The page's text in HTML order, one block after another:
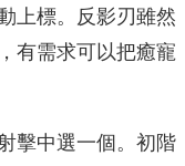
上標。反影刃雖然
有需求可以把癒寵
擊中選一個。初階